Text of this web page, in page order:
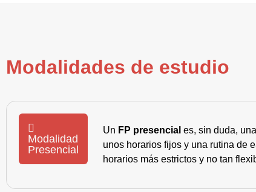
Modalidades de estudio
Modalidad
Presencial
Un FP presencial es, sin duda,
unos horarios fijos y una rutina de
horarios más estrictos y no tan